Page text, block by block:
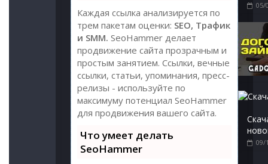
Каждая ссылка анализируется по
трем пакетам оценки: SEO, Трафик
и SMM. SeoHammer делает
продвижение сайта прозрачным и
простым занятием. Ссылки, вечные
ссылки, статьи, упоминания, пресс-
релизы - используйте по
максимуму потенциал SeoHammer
для продвижения вашего сайта.
Что умеет делать
SeoHammer
05/
09/